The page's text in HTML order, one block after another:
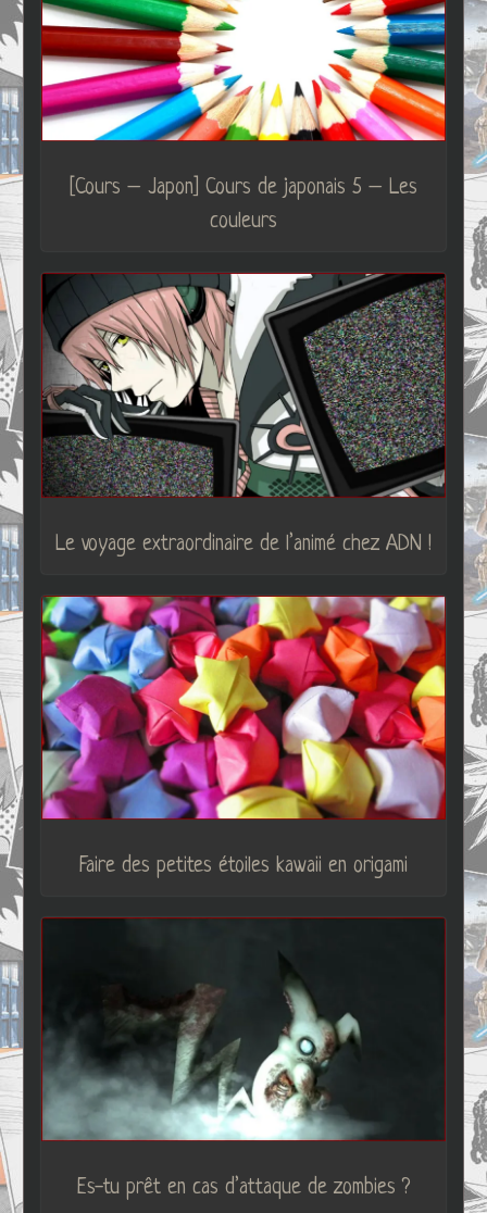
[Cours – Japon] Cours de japonais 5 – Les
couleurs
Le voyage extraordinaire de l’animé chez ADN !
Faire des petites étoiles kawaii en origami
Es-tu prêt en cas d’attaque de zombies ?